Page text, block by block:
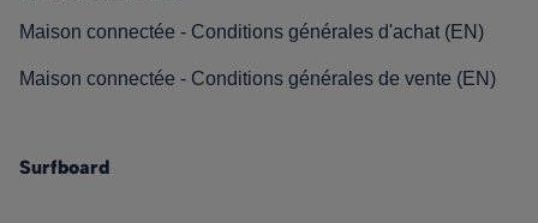
Maison connectée - Conditions générales d'achat (EN)
Maison connectée - Conditions générales de vente (EN)
Surfboard